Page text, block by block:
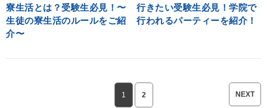
寮生活とは？受験生必見！〜
生徒の寮生活のルールをご紹
介〜
行きたい受験生必見！学院で
行われるパーティーを紹介！
1 2 NEXT